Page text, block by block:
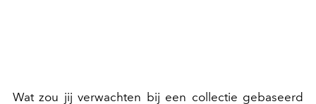
Wat zou jij verwachten bij een collectie gebaseerd